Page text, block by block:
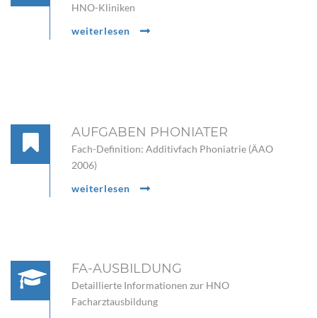
HNO-Kliniken
weiterlesen
AUFGABEN PHONIATER
Fach-Definition: Additivfach Phoniatrie (ÄAO
2006)
weiterlesen
FA-AUSBILDUNG
Detaillierte Informationen zur HNO
Facharztausbildung